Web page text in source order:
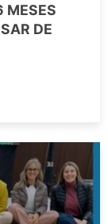
MESES
DE